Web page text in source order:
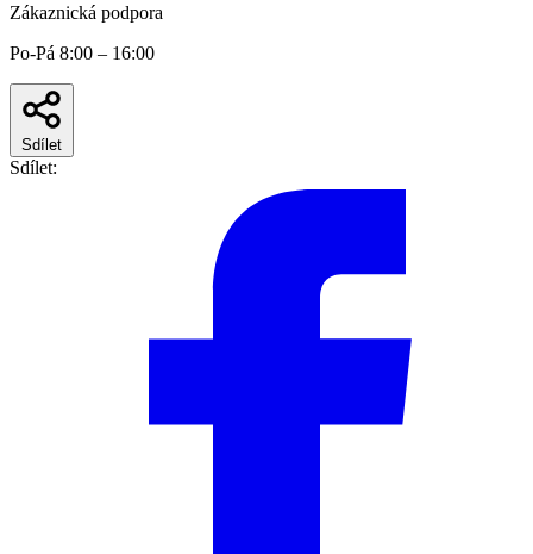
Zákaznická podpora
Po-Pá 8:00 – 16:00
Sdílet
Sdílet: